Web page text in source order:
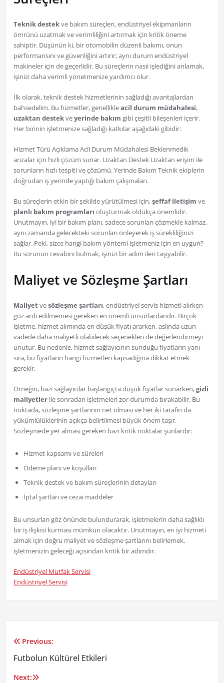
Teknik destekve bakım süreçleri, endüstriyel ekipmanların
ömrünü uzatmak ve verimliliğini artırmak için kritik öneme
sahiptir. Düşünün ki, bir otomobilin düzenli bakımı, onun
performansını ve güvenliğini artırır; aynı durum endüstriyel
makineler için de geçerlidir. Bu süreçlerin nasıl işlediğini anlamak,
işinizi daha verimli yönetmenize yardımcı olur.
İlk olarak, teknik destek hizmetlerinin sağladığı avantajlardan
bahsedelim. Bu hizmetler, genellikleacil durum müdahalesi,
uzaktan destekveyerinde bakım gibi çeşitli bileşenleri içerir.
Her birinin işletmenize sağladığı katkılar aşağıdaki gibidir:
Hizmet Türü Açıklama Acil Durum Müdahalesi Beklenmedik
arızalar için hızlı çözüm sunar. Uzaktan Destek Uzaktan erişim ile
sorunların hızlı tespiti ve çözümü. Yerinde Bakım Teknik ekiplerin
doğrudan iş yerinde yaptığı bakım çalışmaları.
Bu süreçlerin etkin bir şekilde yürütülmesi için,şeffaf iletişim ve
planlı bakım programları oluşturmak oldukça önemlidir.
Unutmayın, iyi bir bakım planı, sadece sorunları çözmekle kalmaz,
aynı zamanda gelecekteki sorunları önleyerek iş sürekliliğinizi
sağlar. Peki, sizce hangi bakım yöntemi işletmeniz için en uygun?
Bu sorunun cevabını bulmak, işinizi bir adım ileri taşıyabilir.
Maliyet ve Sözleşme Şartları
Maliyetvesözleşme şartları, endüstriyel servis hizmeti alırken
göz ardı edilmemesi gereken en önemli unsurlardandır. Birçok
işletme, hizmet alımında en düşük fiyatı ararken, aslında uzun
vadede daha maliyetli olabilecek seçenekleri de değerlendirmeyi
unutur. Bu nedenle, hizmet sağlayıcının sunduğu fiyatların yanı
sıra, bu fiyatların hangi hizmetleri kapsadığına dikkat etmek
gerekir.
Örneğin, bazı sağlayıcılar başlangıçta düşük fiyatlar sunarken,gizli
maliyetlerile sonradan işletmeleri zor durumda bırakabilir. Bu
noktada, sözleşme şartlarının net olması ve her iki tarafın da
yükümlülüklerinin açıkça belirtilmesi büyük önem taşır.
Sözleşmede yer alması gereken bazı kritik noktalar şunlardır:
Hizmet kapsamı ve süreleri
Ödeme planı ve koşulları
Teknik destek ve bakım süreçlerinin detayları
İptal şartları ve cezai maddeler
Bu unsurları göz önünde bulundurarak, işletmelerin daha sağlıklı
bir iş ilişkisi kurması mümkün olacaktır. Unutmayın, en iyi hizmeti
almak için doğru maliyet ve sözleşme şartlarını belirlemek,
işletmenizin geleceği açısından kritik bir adımdır.
Endüstriyel Mutfak Servisi
Endüstriyel Servisi
Yazı
gezinmesi
Previous:
Futbolun Kültürel Etkileri
Next: